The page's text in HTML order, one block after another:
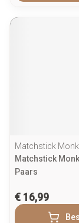
Matchstick
Matchstick
Paars
€ 16,99